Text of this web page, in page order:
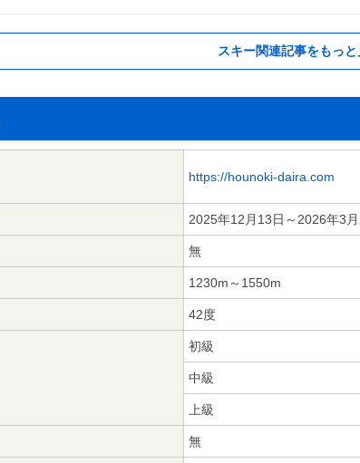
スキー関連記事をもっと
https://hounoki-daira.com
2025年12月13日～2026年3
無
1230m～1550m
42度
初級
中級
上級
無